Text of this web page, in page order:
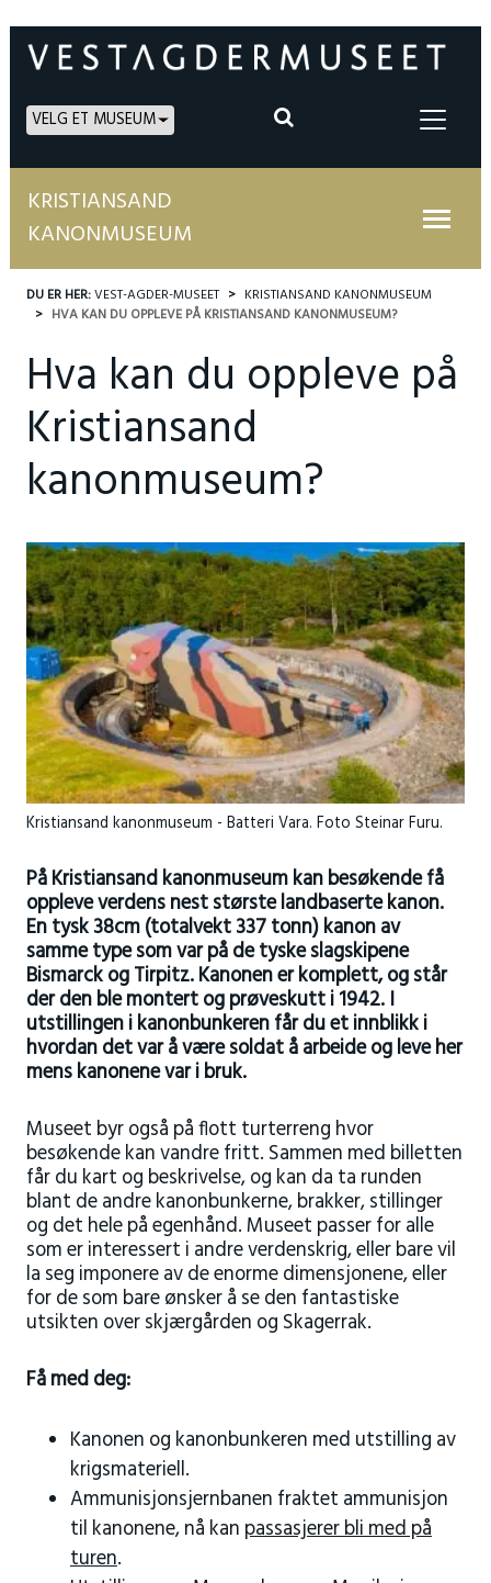
VELG ET MUSEUM
KRISTIANSAND
KANONMUSEUM
DU ER HER:VEST-AGDER-MUSEET
KRISTIANSAND KANONMUSEUM
HVA KAN DU OPPLEVE PÅ KRISTIANSAND KANONMUSEUM?
Hva kan du oppleve på
Kristiansand
kanonmuseum?
Kristiansand kanonmuseum - Batteri Vara. Foto Steinar Furu.
På Kristiansand kanonmuseum kan besøkende få
oppleve verdens nest største landbaserte kanon.
En tysk 38cm (totalvekt 337 tonn) kanon av
samme type som var på de tyske slagskipene
Bismarck og Tirpitz. Kanonen er komplett, og står
der den ble montert og prøveskutt i 1942. I
utstillingen i kanonbunkeren får du et innblikk i
hvordan det var å være soldat å arbeide og leve her
mens kanonene var i bruk.
Museet byr også på flott turterreng hvor
besøkende kan vandre fritt. Sammen med billetten
får du kart og beskrivelse, og kan da ta runden
blant de andre kanonbunkerne, brakker, stillinger
og det hele på egenhånd. Museet passer for alle
som er interessert i andre verdenskrig, eller bare vil
la seg imponere av de enorme dimensjonene, eller
for de som bare ønsker å se den fantastiske
utsikten over skjærgården og Skagerrak.
Få med deg:
Kanonen og kanonbunkeren med utstilling av
krigsmateriell.
Ammunisjonsjernbanen fraktet ammunisjon
til kanonene, nå kan passasjerer bli med på
turen.